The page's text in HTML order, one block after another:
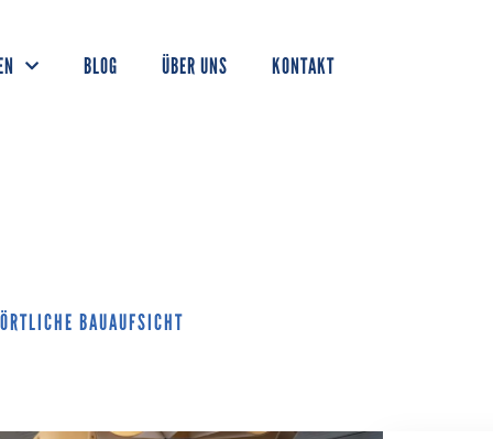
BLOG ÜBER UNS KONTAKT
ÖRTLICHE BAUAUFSICHT